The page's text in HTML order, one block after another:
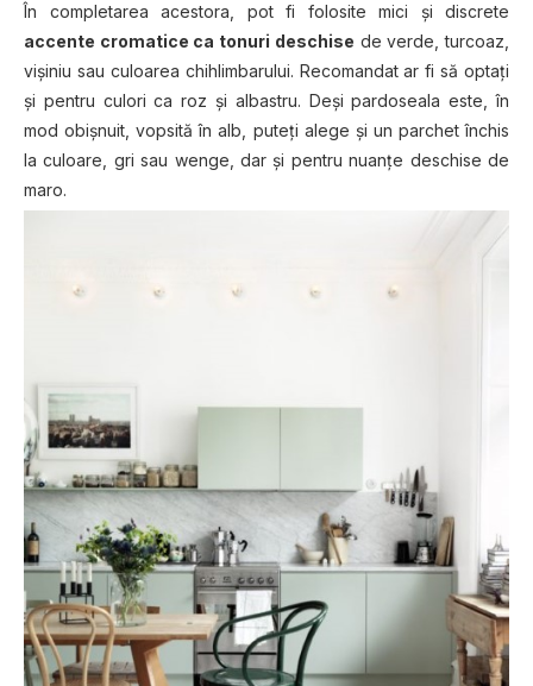
În completarea acestora, pot fi folosite mici şi discrete
accente cromatice ca tonuri deschise de verde, turcoaz,
vişiniu sau culoarea chihlimbarului. Recomandat ar fi să optaţi
şi pentru culori ca roz şi albastru. Deşi pardoseala este, în
mod obişnuit, vopsită în alb, puteţi alege şi un parchet închis
la culoare, gri sau wenge, dar şi pentru nuanţe deschise de
maro.